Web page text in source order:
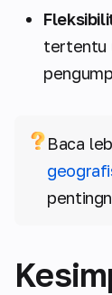
tertentu
Baca